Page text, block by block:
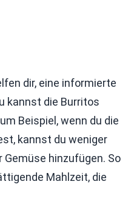
dir, eine informierte
kannst die Burritos
Beispiel, wenn du die
kannst du weniger
Gemüse hinzufügen. So
Mahlzeit, die